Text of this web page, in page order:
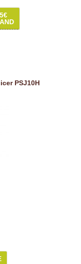
PSJ10H